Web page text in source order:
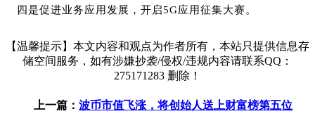
四是促进业务应用发展，开启5G应用征集大赛。
【温馨提示】本文内容和观点为作者所有，本站只提供信息存
储空间服务，如有涉嫌抄袭/侵权/违规内容请联系QQ：
275171283 删除！
上一篇： 波币市值飞涨，将创始人送上财富榜第五位